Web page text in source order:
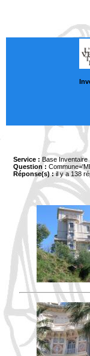
Service : Base Inventaire
Question :
Réponse(s) :il y a 138